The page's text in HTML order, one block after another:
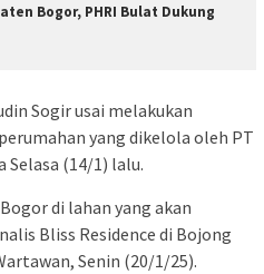
Bogor, PHRI Bulat Dukung
Sogir usai melakukan
yang dikelola oleh PT
Selasa (14/1) lalu.
di lahan yang akan
Bliss Residence di Bojong
Senin (20/1/25).